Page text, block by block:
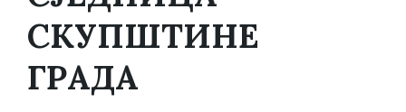
СКУПШТИНЕ
ГРАДА